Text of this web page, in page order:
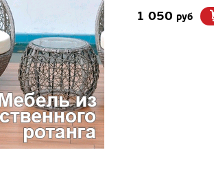
1 050 руб